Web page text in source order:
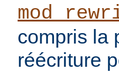
compris la
réécriture